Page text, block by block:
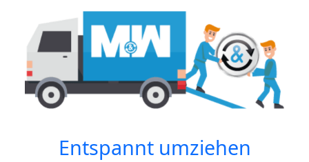
Entspannt umziehen